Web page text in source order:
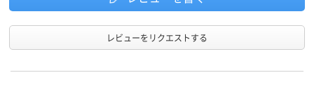
レビューをリクエストする